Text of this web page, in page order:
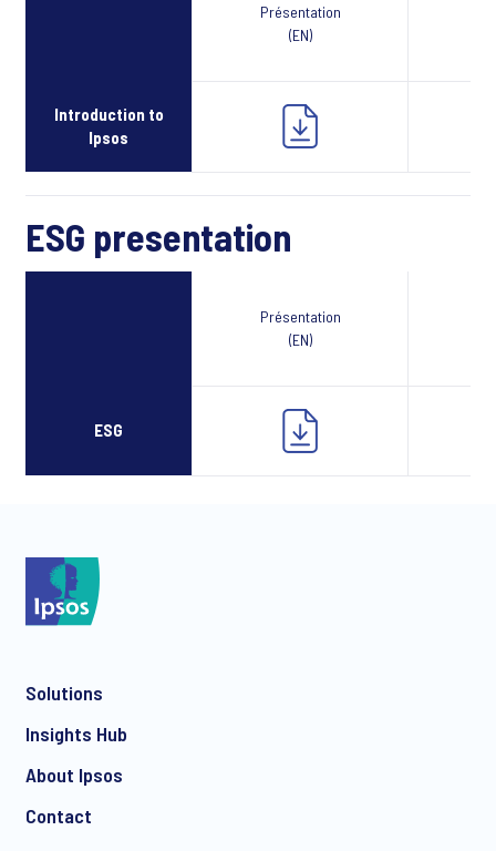
Présentation
(EN)
Introduction to
Ipsos
ESG presentation
Présentation
(EN)
ESG
Solutions
Insights Hub
About Ipsos
Contact